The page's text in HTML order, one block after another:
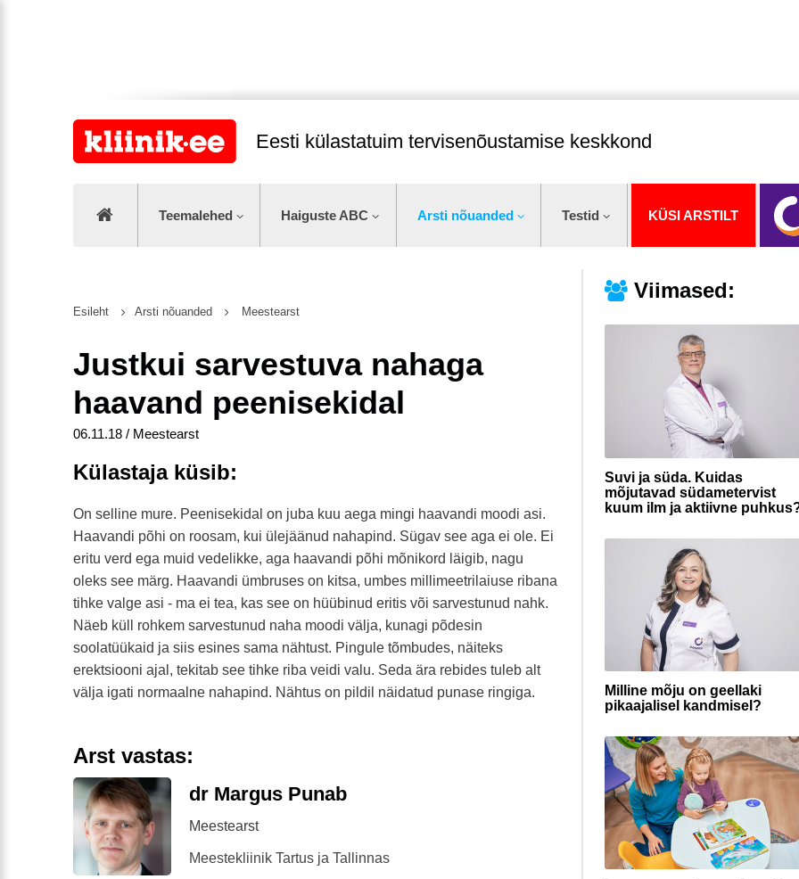
Eesti külastatuim tervisenõustamise keskkond
Teemalehed Haiguste ABC Arsti nõuanded Testid KÜSI ARSTILT
Viimased:
Suvi ja süda. Kuidas
mõjutavad südametervist
kuum ilm ja aktiivne
Milline mõju on geellaki
pikaajalisel kandmisel?
Esileht Arsti nõuanded Meestearst
Justkui sarvestuva nahaga
haavand peenisekidal
06.11.18 / Meestearst
Külastaja küsib:
On selline mure. Peenisekidal on juba kuu aega mingi haavandi moodi asi.
Haavandi põhi on roosam, kui ülejäänud nahapind. Sügav see aga ei ole. Ei
eritu verd ega muid vedelikke, aga haavandi põhi mõnikord läigib, nagu
oleks see märg. Haavandi ümbruses on kitsa, umbes millimeetrilaiuse ribana
tihke valge asi - ma ei tea, kas see on hüübinud eritis või sarvestunud nahk.
Näeb küll rohkem sarvestunud naha moodi välja, kunagi põdesin
soolatüükaid ja siis esines sama nähtust. Pingule tõmbudes, näiteks
erektsiooni ajal, tekitab see tihke riba veidi valu. Seda ära rebides tuleb alt
välja igati normaalne nahapind. Nähtus on pildil näidatud punase ringiga.
Arst vastas:
dr Margus Punab
Meestearst
Meestekliinik Tartus ja Tallinnas